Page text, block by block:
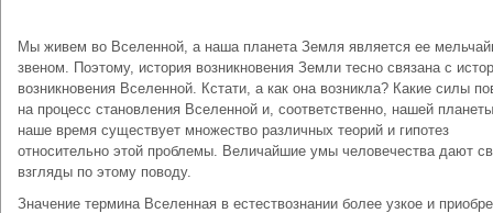
Мы живем во Вселенной, а наша планета Земля является ее
звеном. Поэтому, история возникновения Земли тесно связана с
возникновения Вселенной. Кстати, а как она возникла? Какие силы
на процесс становления Вселенной и, соответственно, нашей
наше время существует множество различных теорий и гипотез
относительно этой проблемы. Величайшие умы человечества дают
взгляды по этому поводу.
Значение термина Вселенная в естествознании более узкое и